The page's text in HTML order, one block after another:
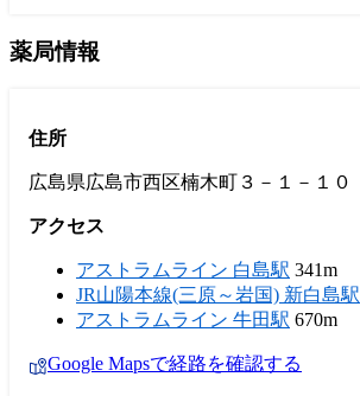
薬局情報
住所
広島県広島市西区楠木町３－１－１０
アクセス
アストラムライン 白島駅 341m
JR山陽本線(三原～岩国) 新白島駅
アストラムライン 牛田駅 670m
Google Mapsで経路を確認する